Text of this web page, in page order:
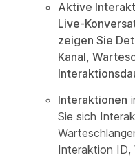
Aktive
Live-
zeigen Sie
Kanal,
Interaktionen
Sie sich
Interaktion ID,